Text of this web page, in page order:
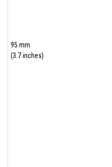
95 mm
(3.7 inches)